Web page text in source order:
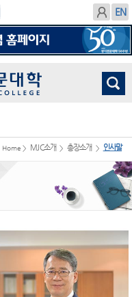
Home > MJC소개 > 총장소개 > 인사말